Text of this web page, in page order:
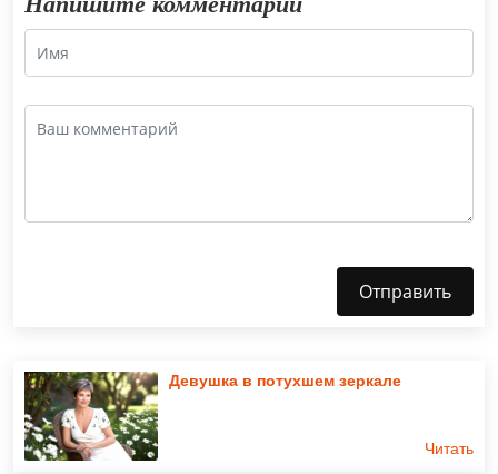
Отправить
Девушка в потухшем зеркале
Читать